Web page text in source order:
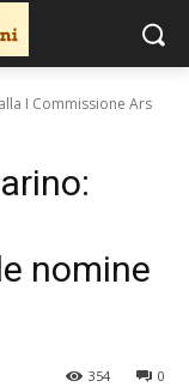
I Commissione Ars
nomine
0
354